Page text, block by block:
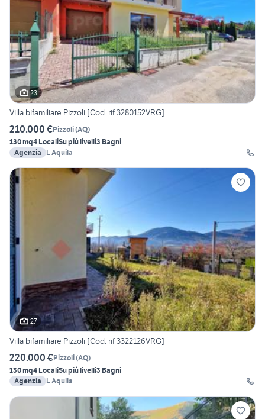
23
Villa bifamiliare Pizzoli [Cod. rif 3280152VRG]
210.000 €Pizzoli(AQ)
130 mq4 LocaliSu più livelli3 Bagni
Agenzia
L Aquila
27
Villa bifamiliare Pizzoli [Cod. rif 3322126VRG]
220.000 €Pizzoli(AQ)
130 mq4 LocaliSu più livelli3 Bagni
Agenzia
L Aquila